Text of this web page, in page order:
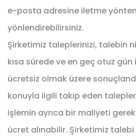
e-posta adresine iletme
yönlendirebilirsiniz.
Şirketimiz taleplerinizi, talebin
kısa sürede ve en geç otuz
ücretsiz olmak üzere
konuyla ilgili takip eden
işlemin ayrıca bir maliyeti
ücret alınabilir. Şirketimiz